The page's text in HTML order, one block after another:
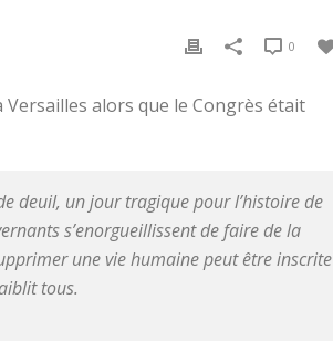
0
alors que le Congrès était
deuil, un jour tragique pour l’histoire de
s’enorgueillissent de faire de la
une vie humaine peut être inscrite
tous.